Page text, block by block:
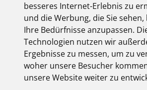
besseres Internet-Erlebnis zu
und die Werbung, die Sie sehen,
Ihre Bedürfnisse anzupassen.
Technologien nutzen wir
Ergebnisse zu messen, um zu
woher unsere Besucher
unsere Website weiter zu